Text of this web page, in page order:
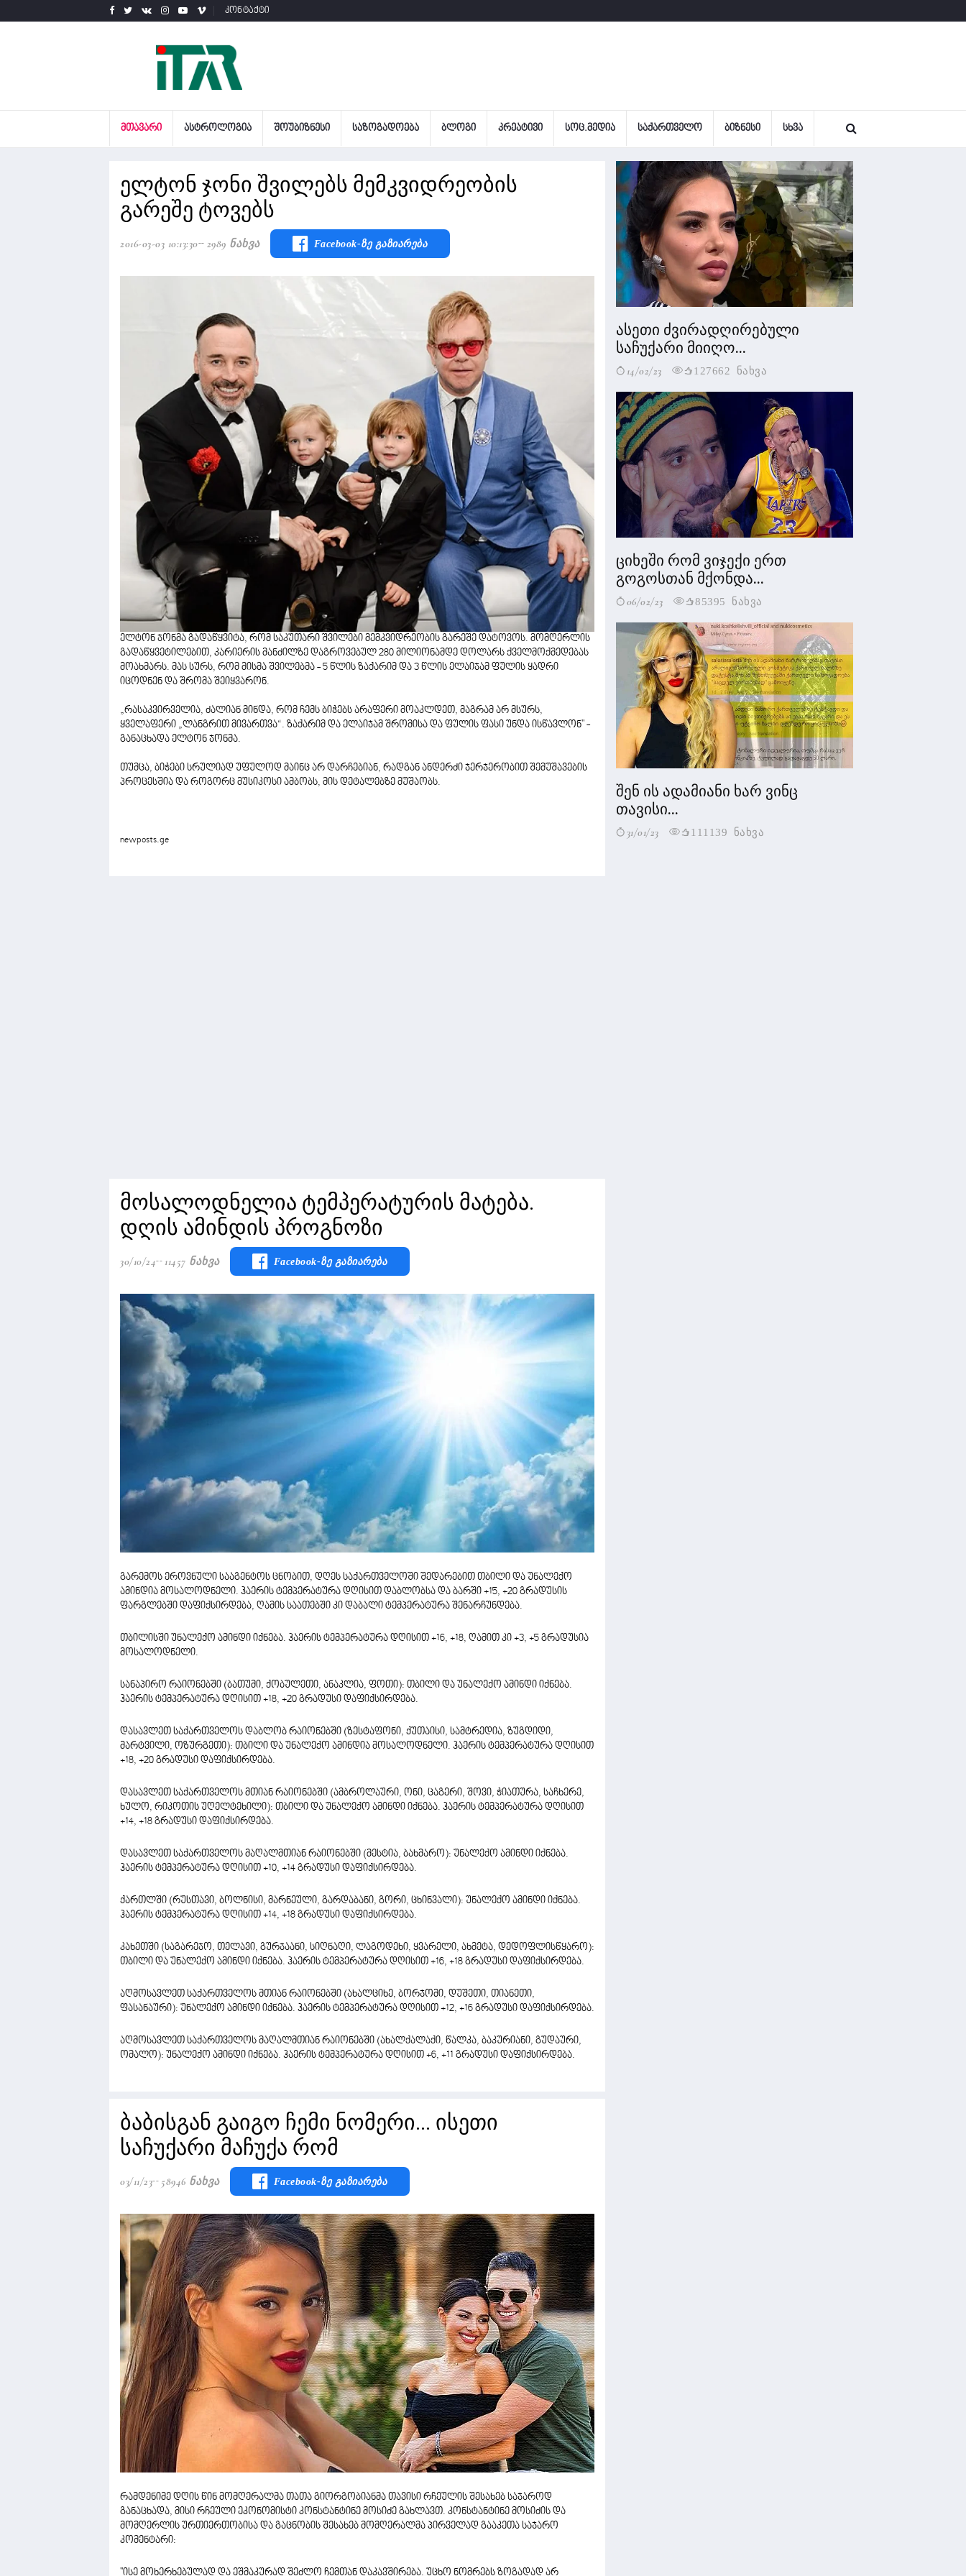
კონტაქტი
ᲛᲗᲐᲕᲐᲠᲘ ᲐᲡᲢᲠᲝᲚᲝᲒᲘᲐ ᲨᲝᲣᲑᲘᲖᲜᲔᲡᲘ ᲡᲐᲖᲝᲒᲐᲓᲝᲔᲑᲐ ᲑᲚᲝᲒᲘ ᲙᲠᲔᲐᲢᲘᲕᲘ ᲡᲝᲪ.ᲛᲔᲓᲘᲐ ᲡᲐᲥᲐᲠᲗᲕᲔᲚᲝ ᲑᲘᲖᲜᲔᲡᲘ ᲡᲮᲕᲐ
ელტონ ჯონი შვილებს მემკვიდრეობის
გარეშე ტოვებს
2016-03-03 10:13:30 2989 Ნახვა Facebook-Ზე Გაზიარება
ელტონ ჯონმა გადაწყვიტა, რომ საკუთარი შვილები მემკვიდრეობის გარეშე დატოვოს. მომღერლის
გადაწყვეტილებით, კარიერის მანძილზე დაგროვებულ 280 მილიონამდე დოლარს ქველმოქმედებას
მოახმარს. მას სურს, რომ მისმა შვილებმა - 5 წლის ზაქარიმ და 3 წლის ელაიჯამ ფულის ყადრი
იცოდნენ და შრომა შეიყვარონ.
„რასაკვირველია, ძალიან მინდა, რომ ჩემს ბიჭებს არაფერი მოაკლდეთ, მაგრამ არ მსურს,
ყველაფერი „ლანგრით მივართვა“. ზაქარიმ და ელაიჯამ შრომისა და ფულის ფასი უნდა ისწავლონ" -
განაცხადა ელტონ ჯონმა.
თუმცა, ბიჭები სრულიად უფულოდ მაინც არ დარჩებიან, რადგან ანდერძი ჯერჯერობით შემუშავების
პროცესშია და როგორც მუსიკოსი ამბობს, მის დეტალებზე მუშაობს.
newposts.ge
მოსალოდნელია ტემპერატურის მატება.
დღის ამინდის პროგნოზი
30/10/24 11457 Ნახვა Facebook-Ზე Გაზიარება
გარემოს ეროვნული სააგენტოს ცნობით, დღეს საქართველოში შედარებით თბილი და უნალექო
ამინდია მოსალოდნელი. ჰაერის ტემპერატურა დღისით დაბლობსა და ბარში +15, +20 გრადუსის
ფარგლებში დაფიქსირდება, ღამის საათებში კი დაბალი ტემპერატურა შენარჩუნდება.
თბილისში უნალექო ამინდი იქნება. ჰაერის ტემპერატურა დღისით +16, +18, ღამით კი +3, +5 გრადუსია
მოსალოდნელი.
სანაპირო რაიონებში (ბათუმი, ქობულეთი, ანაკლია, ფოთი): თბილი და უნალექო ამინდი იქნება.
ჰაერის ტემპერატურა დღისით +18, +20 გრადუსი დაფიქსირდება.
დასავლეთ საქართველოს დაბლობ რაიონებში (ზესტაფონი, ქუთაისი, სამტრედია, ზუგდიდი,
მარტვილი, ოზურგეთი): თბილი და უნალექო ამინდია მოსალოდნელი. ჰაერის ტემპერატურა დღისით
+18, +20 გრადუსი დაფიქსირდება.
დასავლეთ საქართველოს მთიან რაიონებში (ამბროლაური, ონი, ცაგერი, შოვი, ჭიათურა, საჩხერე,
ხულო, რიკოთის უღელტეხილი): თბილი და უნალექო ამინდი იქნება. ჰაერის ტემპერატურა დღისით
+14, +18 გრადუსი დაფიქსირდება.
დასავლეთ საქართველოს მაღალმთიან რაიონებში (მესტია, ბახმარო): უნალექო ამინდი იქნება.
ჰაერის ტემპერატურა დღისით +10, +14 გრადუსი დაფიქსირდება.
ქართლში (რუსთავი, ბოლნისი, მარნეული, გარდაბანი, გორი, ცხინვალი): უნალექო ამინდი იქნება.
ჰაერის ტემპერატურა დღისით +14, +18 გრადუსი დაფიქსირდება.
კახეთში (საგარეჯო, თელავი, გურჯაანი, სიღნაღი, ლაგოდეხი, ყვარელი, ახმეტა, დედოფლისწყარო):
თბილი და უნალექო ამინდი იქნება. ჰაერის ტემპერატურა დღისით +16, +18 გრადუსი დაფიქსირდება.
აღმოსავლეთ საქართველოს მთიან რაიონებში (ახალციხე, ბორჯომი, დუშეთი, თიანეთი,
ფასანაური): უნალექო ამინდი იქნება. ჰაერის ტემპერატურა დღისით +12, +16 გრადუსი დაფიქსირდება.
აღმოსავლეთ საქართველოს მაღალმთიან რაიონებში (ახალქალაქი, წალკა, ბაკურიანი, გუდაური,
ომალო): უნალექო ამინდი იქნება. ჰაერის ტემპერატურა დღისით +6, +11 გრადუსი დაფიქსირდება.
ბაბისგან გაიგო ჩემი ნომერი... ისეთი
საჩუქარი მაჩუქა რომ
03/11/23 58946 Ნახვა Facebook-Ზე Გაზიარება
რამდენიმე დღის წინ მომღერალმა თათა გიორგობიანმა თავისი რჩეულის შესახებ საჯაროდ
განაცხადა, მისი რჩეული ეკონომისტი კონსტანტინე მოსიძე გახლავთ. კონსტანტინე მოსიძის და
მომღერლის ურთიერთობისა და გაცნობის შესახებ მომღერალმა პირველად გააკეთა საჯარო
კომენტარი:
''ისე მოხერხებულად და ეშმაკურად შეძლო ჩემთან დაკავშირება. უცხო ნომრებს ზოგადად არ
ასეთი ძვირადღირებული
საჩუქარი მიიღო...
14/02/23 127662 ნახვა
ციხეში რომ ვიჯექი ერთ
გოგოსთან მქონდა...
06/02/23 85395 ნახვა
შენ ის ადამიანი ხარ ვინც
თავისი...
31/01/23 111139 ნახვა